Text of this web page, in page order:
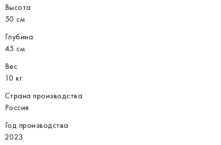
Высота
50 см
Глубина
45 см
Вес
10 кг
Страна производства
Россия
Год производства
2023